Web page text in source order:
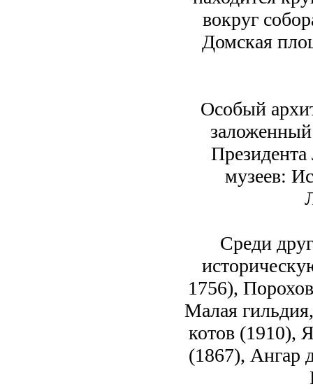
вокруг
Домская
Особый
музеев:
Среди
1756),
Малая
котов (1910),
(1867), Ангар